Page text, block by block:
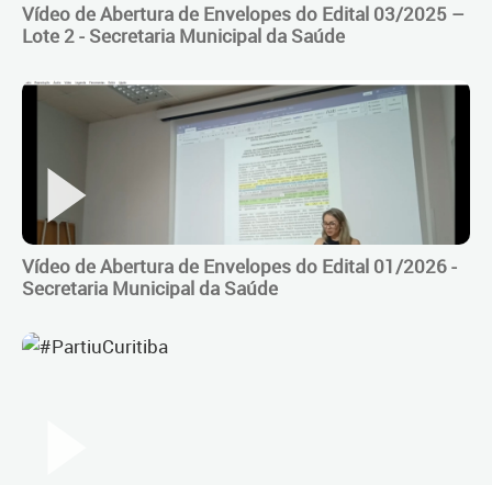
Vídeo de Abertura de Envelopes do Edital 03/2025 –
Lote 2 - Secretaria Municipal da Saúde
Vídeo de Abertura de Envelopes do Edital 01/2026 -
Secretaria Municipal da Saúde